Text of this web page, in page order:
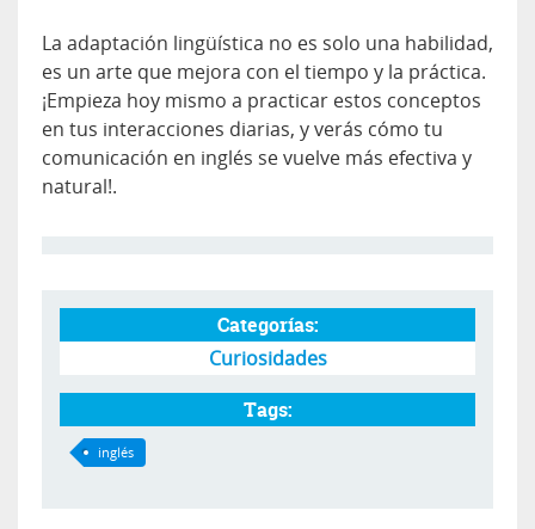
La adaptación lingüística no es solo una habilidad,
es un arte que mejora con el tiempo y la práctica.
¡Empieza hoy mismo a practicar estos conceptos
en tus interacciones diarias, y verás cómo tu
comunicación en inglés se vuelve más efectiva y
natural!.
Categorías:
Curiosidades
Tags:
inglés